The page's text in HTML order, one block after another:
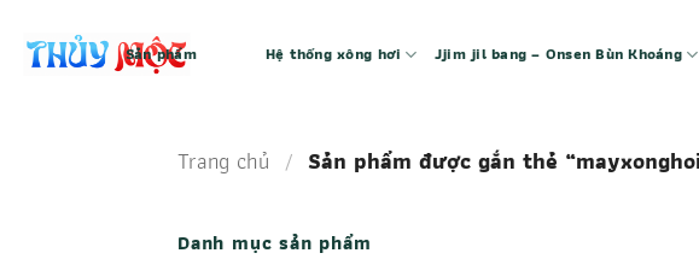
Sản phẩm Hệ thống xông hơi Jjim jil bang – Onsen Bùn Khoáng
Trang chủ / Sản phẩm được gắn thẻ
Danh mục sản phẩm